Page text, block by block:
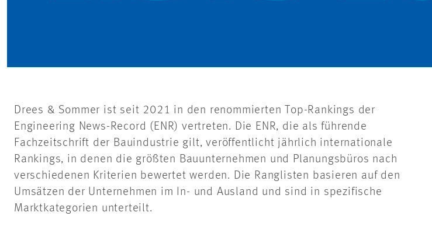
Drees & Sommer ist seit 2021 in den renommierten Top-Rankings der
Engineering News-Record (ENR) vertreten. Die ENR, die als führende
Fachzeitschrift der Bauindustrie gilt, veröffentlicht jährlich internationale
Rankings, in denen die größten Bauunternehmen und Planungsbüros nach
verschiedenen Kriterien bewertet werden. Die Ranglisten basieren auf den
Umsätzen der Unternehmen im In- und Ausland und sind in spezifische
Marktkategorien unterteilt.